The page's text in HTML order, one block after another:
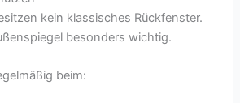
kein klassisches Rückfenster.
besonders wichtig.
beim: